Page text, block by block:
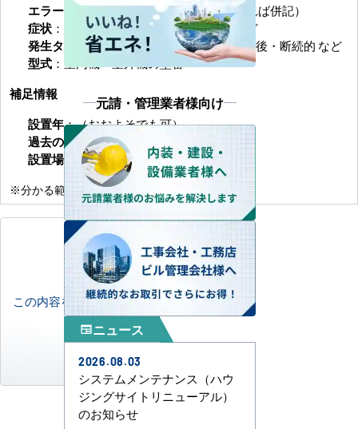
エラーコード：A7（他にエラー表示があれば併記）
症状：冷えない・停止する・送風のみ など
発生タイミング：起動直後・一定時間運転後・断続的 など
型式：室内機・室外機の型番
補足情報
設置年：（おおよそでも可）
過去の修理歴：冷媒補充・基板交換 など
設置場所
：
※分かる範囲でお伝えください。
この内容をコピー
元請・管理業者様向け
newspaperニュース
2026.08.03
システムメンテナンス（ハウ
ジングサイトリニューアル）
のお知らせ